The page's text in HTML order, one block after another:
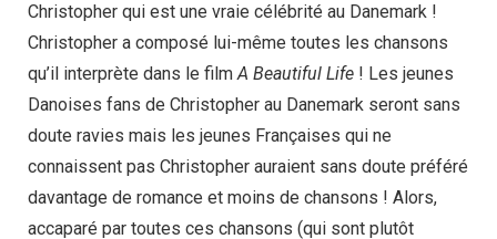
Christopher qui est une vraie célébrité au Danemark !
Christopher a composé lui-même toutes les chansons
qu’il interprète dans le filmA Beautiful Life ! Les jeunes
Danoises fans de Christopher au Danemark seront sans
doute ravies mais les jeunes Françaises qui ne
connaissent pas Christopher auraient sans doute préféré
davantage de romance et moins de chansons ! Alors,
accaparé par toutes ces chansons (qui sont plutôt